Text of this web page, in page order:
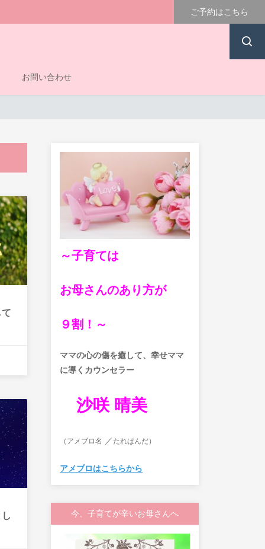
ご予約はこちら
お問い合わせ
～子育ては
お母さんのあり方が
９割！～
ママの心の傷を癒して、 幸せママ
に導くカウンセラー
沙咲 晴美
（アメブロ名 ／ たれぱんだ）
アメブロはこちらから
今、子育てが辛いお母さんへ